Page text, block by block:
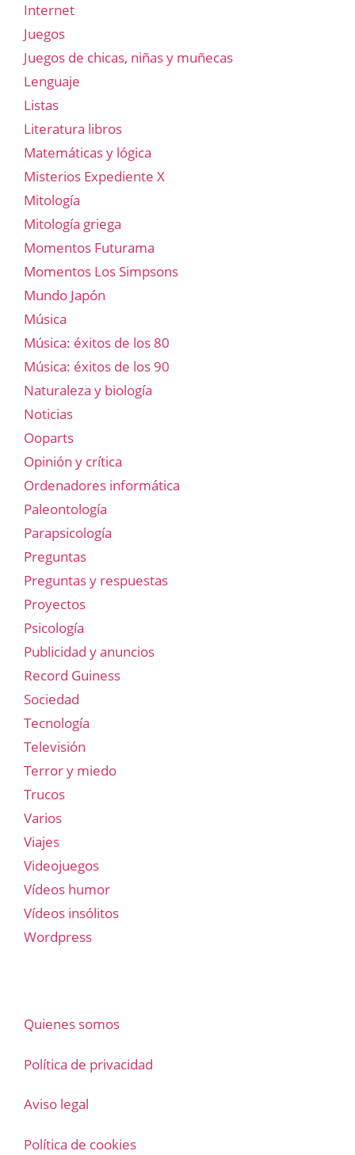
Internet
Juegos
Juegos de chicas, niñas y muñecas
Lenguaje
Listas
Literatura libros
Matemáticas y lógica
Misterios Expediente X
Mitología
Mitología griega
Momentos Futurama
Momentos Los Simpsons
Mundo Japón
Música
Música: éxitos de los 80
Música: éxitos de los 90
Naturaleza y biología
Noticias
Ooparts
Opinión y crítica
Ordenadores informática
Paleontología
Parapsicología
Preguntas
Preguntas y respuestas
Proyectos
Psicología
Publicidad y anuncios
Record Guiness
Sociedad
Tecnología
Televisión
Terror y miedo
Trucos
Varios
Viajes
Videojuegos
Vídeos humor
Vídeos insólitos
Wordpress
Quienes somos
Política de privacidad
Aviso legal
Política de cookies